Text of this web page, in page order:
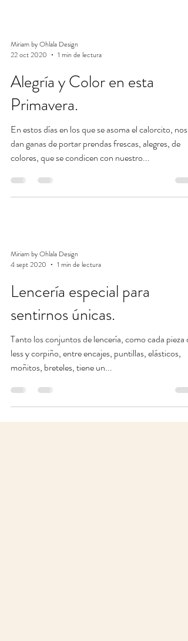
Miriam by Ohlala Design
22 oct 2020
1 min de lectura
Alegría y Color en esta
Primavera.
En estos días en los que se asoma el calorcito, nos
dan ganas de portar prendas frescas, alegres, de
colores, que se condicen con nuestro...
Miriam by Ohlala Design
4 sept 2020
1 min de lectura
Lencería especial para
sentirnos únicas.
Tanto los conjuntos de lencería, como cada pieza de
less y corpiño, entre encajes, puntillas, elásticos,
moñitos, breteles, tiene un...